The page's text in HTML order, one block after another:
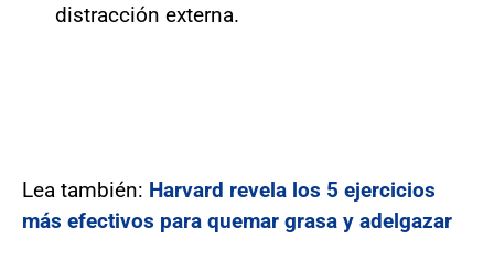
distracción externa.
Lea también: Harvard revela los 5 ejercicios
más efectivos para quemar grasa y adelgazar